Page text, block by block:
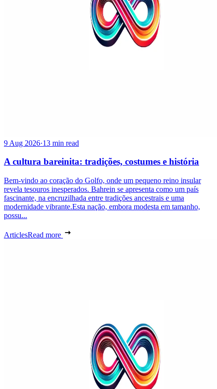
9 Aug 2026·13 min read
A cultura bareinita: tradições, costumes e história
Bem-vindo ao coração do Golfo, onde um pequeno reino insular
revela tesouros inesperados. Bahrein se apresenta como um país
fascinante, na encruzilhada entre tradições ancestrais e uma
modernidade vibrante.Esta nação, embora modesta em tamanho,
possu...
ArticlesRead more